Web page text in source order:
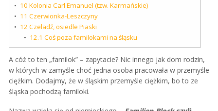
10 Kolonia Carl Emanuel (tzw. Karmańskie)
11 Czerwionka-Leszczyny
12 Czeladź, osiedle Piaski
12.1 Coś poza familokami na śląsku
A cóż to ten „familok” – zapytacie? Nic innego jak dom rodzin,
w których w zamyśle choć jedna osoba pracowała w przemyśle
ciężkim. Dodajmy, że w śląskim przemyśle ciężkim, bo to ze
śląska pochodzą familoki.